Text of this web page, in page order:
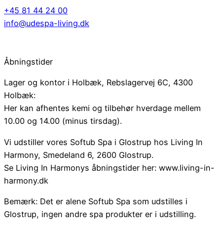
+45 81 44 24 00
info@udespa-living.dk
Åbningstider
Lager og kontor i Holbæk, Rebslagervej 6C, 4300
Holbæk:
Her kan afhentes kemi og tilbehør hverdage mellem
10.00 og 14.00 (minus tirsdag).
Vi udstiller vores Softub Spa i Glostrup hos Living In
Harmony, Smedeland 6, 2600 Glostrup.
Se Living In Harmonys åbningstider her: www.living-in-
harmony.dk
Bemærk: Det er alene Softub Spa som udstilles i
Glostrup, ingen andre spa produkter er i udstilling.